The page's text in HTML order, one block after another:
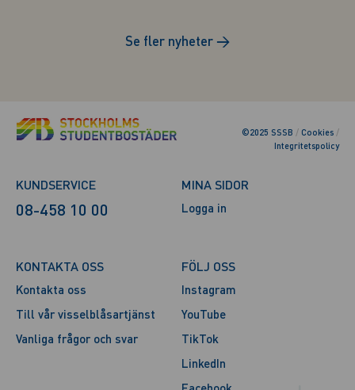
Se fler nyheter →
©2025 SSSB / Cookies /
Integritetspolicy
KUNDSERVICE
08-458 10 00
MINA SIDOR
Logga in
KONTAKTA OSS
Kontakta oss
Till vår visselblåsartjänst
Vanliga frågor och svar
FÖLJ OSS
Instagram
YouTube
TikTok
LinkedIn